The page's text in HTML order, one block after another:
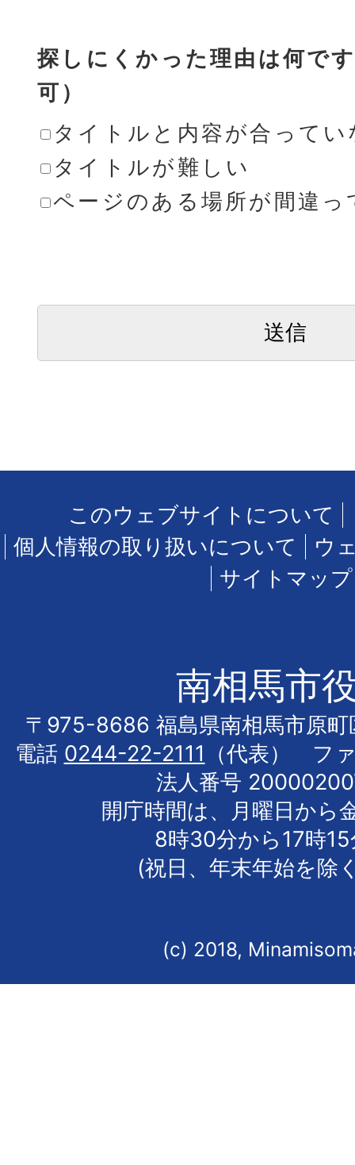
探しにくかった理由は何で
可）
タイトルと内容が合ってい
タイトルが難しい
ページのある場所が間違っ
このウェブサイトについて
個人情報の取り扱いについて
ウ
サイトマップ
南相馬市
〒975-8686 福島県南相馬市原町
電話 0244-22-2111
（代表） フ
法人番号
開庁時間は、月曜日から
8時30分から17時
(祝日、年末年始を除
(c) 2018,